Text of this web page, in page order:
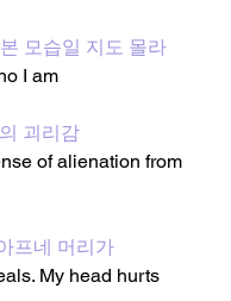
모습일 지도 몰라
I am
괴리감
of alienation from
프네 머리가
My head hurts